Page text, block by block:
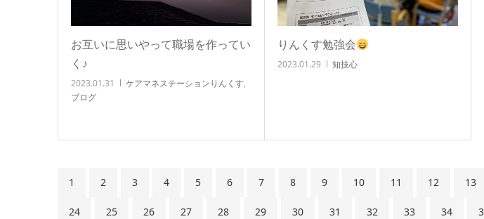
お互いに思いやって職場を作ってい
く♪
2023.01.31 ケアマネステーションりんくす,
ブログ
りんくす勉強会
2023.01.29 知技心
1 2 3 4 5 6 7 8 9 10 11 12 13
24 25 26 27 28 29 30 31 32 33 34